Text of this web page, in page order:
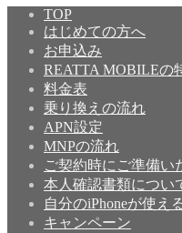
TOP
はじめての方へ
お申込み
REATTA MOBILEの
料金表
乗り換えの流れ
APN設定
MNPの流れ
ご契約時にご準備い
本人確認書類につい
自分のiPhoneが使え
キャンペーン